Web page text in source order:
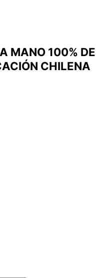
MANO 100% DE
CHILENA